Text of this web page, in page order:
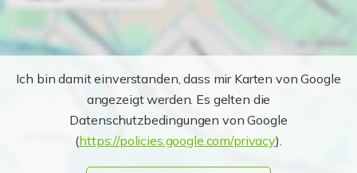
Ich bin damit einverstanden, dass mir Karten von Google
angezeigt werden. Es gelten die
Datenschutzbedingungen von Google
(https://policies.google.com/privacy).